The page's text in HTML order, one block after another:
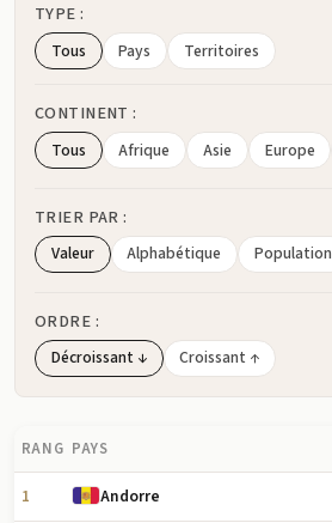
TYPE :
Tous Pays Territoires
CONTINENT :
Tous Afrique Asie Europe
TRIER PAR :
Valeur Alphabétique Population
ORDRE :
Décroissant ↓ Croissant ↑
RANG PAYS
1 Andorre